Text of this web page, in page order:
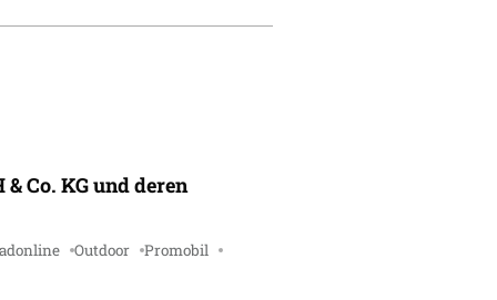
Co. KG und deren
Outdoor Promobil